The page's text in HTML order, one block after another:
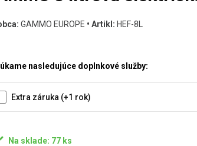
GAMMO EUROPE • Artikl: HEF-8L
nasledujúce doplnkové služby:
Extra záruka (+1 rok)
Na sklade: 77 ks